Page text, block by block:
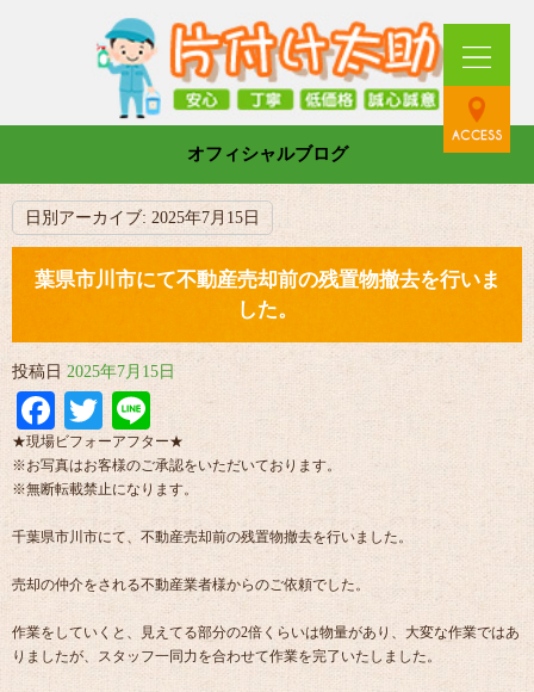
オフィシャルブログ
日別アーカイブ: 2025年7月15日
葉県市川市にて不動産売却前の残置物撤去を行いま
した。
投稿日 2025年7月15日
Facebook
Twitter
Line
★現場ビフォーアフター★
※お写真はお客様のご承認をいただいております。
※無断転載禁止になります。
千葉県市川市にて、不動産売却前の残置物撤去を行いました。
売却の仲介をされる不動産業者様からのご依頼でした。
作業をしていくと、見えてる部分の2倍くらいは物量があり、大変な作業ではあ
りましたが、スタッフ一同力を合わせて作業を完了いたしました。